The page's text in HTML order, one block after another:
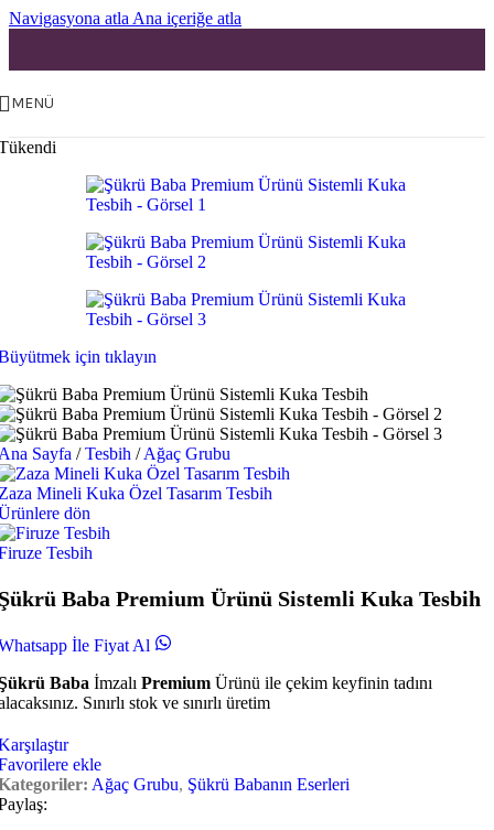
Navigasyona atla Ana içeriğe atla
MENÜ
için tıklayın
Sayfa / Tesbih / Ağaç Grubu
Mineli Kuka Özel Tasarım Tesbih
dön
Tesbih
Baba Premium Ürünü Sistemli Kuka Tesbih
İle Fiyat Al
Baba İmzalı Premium Ürünü ile çekim keyfinin tadını
Sınırlı stok ve sınırlı üretim
ekle
Ağaç Grubu, Şükrü Babanın Eserleri